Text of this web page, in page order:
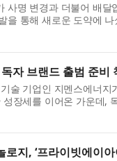
사명 변경과 더불어 배
을 통해 새로운 도약에
의 성장으로 꾸...
자 브랜드 출범 준비
술 기업인 지멘스에너
장세를 이어온 가운데,
너지의 브랜드 ...
로지, ‘프라이빗에이